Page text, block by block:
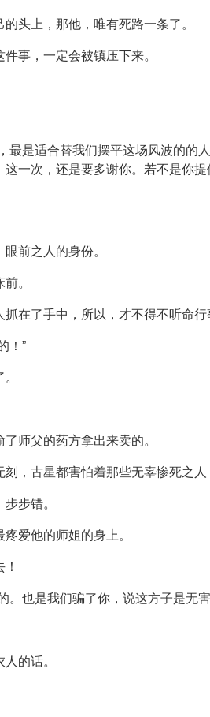
头上，那他，唯有死路一条了。
事，一定会被镇压下来。
最是适合替我们摆平这场风波的的
一次，还是要多谢你。若不是你
前之人的身份。
。
在了手中，所以，才不得不听命行
！”
师父的药方拿出来卖的。
，古星都害怕着那些无辜惨死之人
步错。
爱他的师姐的身上。
。也是我们骗了你，说这方子是
的话。